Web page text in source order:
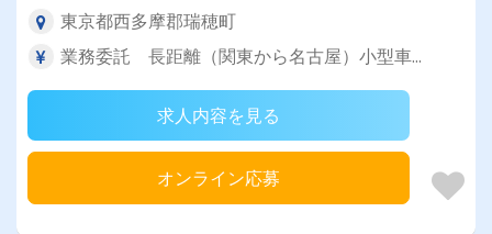
東京都西多摩郡瑞穂町
業務委託 長距離（関東から名古屋）小型車...
求人内容を見る
オンライン応募